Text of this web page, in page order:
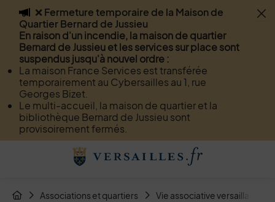
Flash info
❌ Fermeture temporaire de la Maison de
Quartier Bernard de Jussieu
En raison d'un incendie, la maison de quartier
Bernard de Jussieu et les services sur place sont
suspendus jusqu'à nouvel ordre :
La maison France Services est transférée
temporairement au Cybersailles au 1, rue
Georges Bizet.
Le multi-accueil, la maison de quartier et la
bibliothèque Bernard de Jussieu sont
provisoirement fermés.
Menu de raccourcis
Menu
Recherche
Page de contact
Contenu
Retour à l'accueil
Fil d'Arianne de la page
Page d'accueil du site
Associations et quartiers Vie associative versaillaise